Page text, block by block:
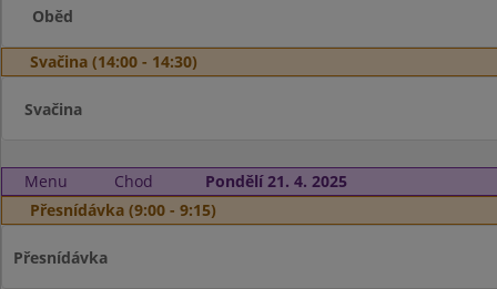
Oběd
Svačina (14:00 - 14:30)
Svačina
Menu Chod
Pondělí 21. 4. 2025
Přesnídávka (9:00 - 9:15)
Přesnídávka